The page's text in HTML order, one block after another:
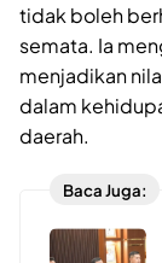
tidak boleh
semata. Ia
menjadikan
dalam
daerah.
Baca Juga: